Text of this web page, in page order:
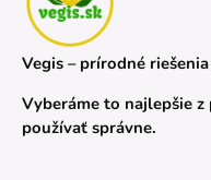
Vegis – prírodné
Vyberáme to najlepšie
používať správne.